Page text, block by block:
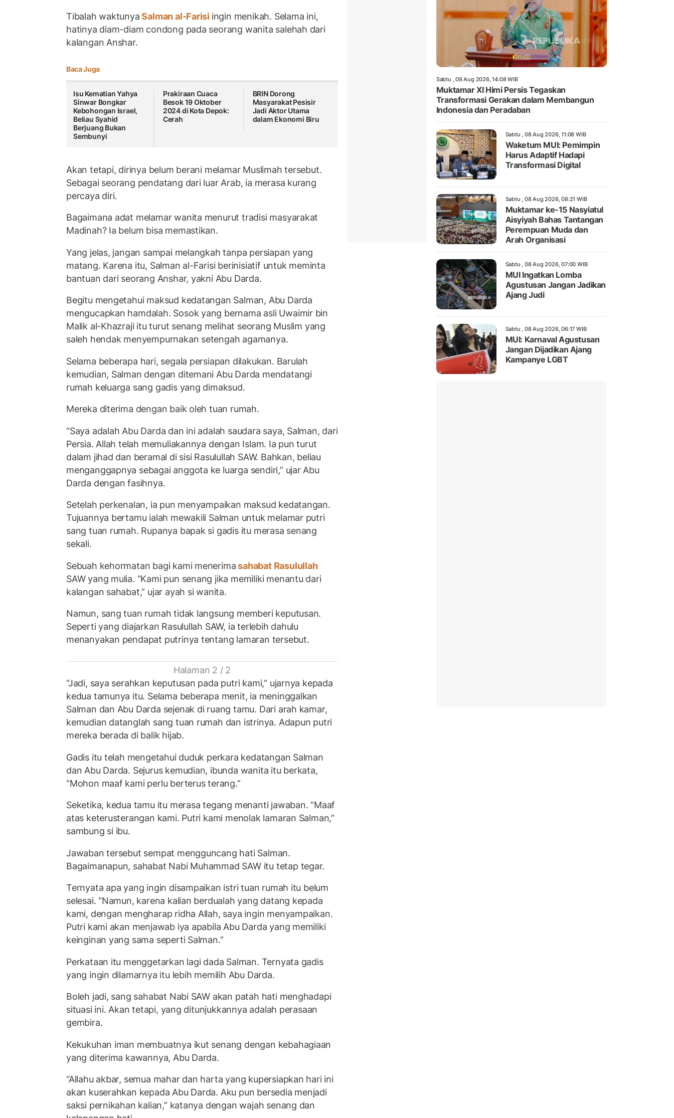
Tibalah waktunyaSalman al-Farisi ingin menikah. Selama ini,
hatinya diam-diam condong pada seorang wanita salehah dari
kalangan Anshar.
Baca Juga
Isu Kematian Yahya
Sinwar Bongkar
Kebohongan Israel,
Beliau Syahid
Berjuang Bukan
Sembunyi
Prakiraan Cuaca
Besok 19 Oktober
2024 di Kota Depok:
Cerah
BRIN Dorong
Masyarakat Pesisir
Jadi Aktor Utama
dalam Ekonomi Biru
Akan tetapi, dirinya belum berani melamar Muslimah tersebut.
Sebagai seorang pendatang dari luar Arab, ia merasa kurang
percaya diri.
Bagaimana adat melamar wanita menurut tradisi masyarakat
Madinah? Ia belum bisa memastikan.
Yang jelas, jangan sampai melangkah tanpa persiapan yang
matang. Karena itu, Salman al-Farisi berinisiatif untuk meminta
bantuan dari seorang Anshar, yakni Abu Darda.
Begitu mengetahui maksud kedatangan Salman, Abu Darda
mengucapkan hamdalah. Sosok yang bernama asli Uwaimir bin
Malik al-Khazraji itu turut senang melihat seorang Muslim yang
saleh hendak menyempurnakan setengah agamanya.
Selama beberapa hari, segala persiapan dilakukan. Barulah
kemudian, Salman dengan ditemani Abu Darda mendatangi
rumah keluarga sang gadis yang dimaksud.
Mereka diterima dengan baik oleh tuan rumah.
“Saya adalah Abu Darda dan ini adalah saudara saya, Salman, dari
Persia. Allah telah memuliakannya dengan Islam. Ia pun turut
dalam jihad dan beramal di sisi Rasulullah SAW. Bahkan, beliau
menganggapnya sebagai anggota ke luarga sendiri,” ujar Abu
Darda dengan fasihnya.
Setelah perkenalan, ia pun menyampaikan maksud kedatangan.
Tujuannya bertamu ialah mewakili Salman untuk melamar putri
sang tuan rumah. Rupanya bapak si gadis itu merasa senang
sekali.
Sebuah kehormatan bagi kami menerimasahabat Rasulullah
SAW yang mulia. “Kami pun senang jika memiliki menantu dari
kalangan sahabat,” ujar ayah si wanita.
Namun, sang tuan rumah tidak langsung memberi keputusan.
Seperti yang diajarkan Rasulullah SAW, ia terlebih dahulu
menanyakan pendapat putrinya tentang lamaran tersebut.
Halaman 2 / 2
“Jadi, saya serahkan keputusan pada putri kami,” ujarnya kepada
kedua tamunya itu. Selama beberapa menit, ia meninggalkan
Salman dan Abu Darda sejenak di ruang tamu. Dari arah kamar,
kemudian datanglah sang tuan rumah dan istrinya. Adapun putri
mereka berada di balik hijab.
Gadis itu telah mengetahui duduk perkara kedatangan Salman
dan Abu Darda. Sejurus kemudian, ibunda wanita itu berkata,
“Mohon maaf kami perlu berterus terang.”
Seketika, kedua tamu itu merasa tegang menanti jawaban. “Maaf
atas keterusterangan kami. Putri kami menolak lamaran Salman,”
sambung si ibu.
Jawaban tersebut sempat mengguncang hati Salman.
Bagaimanapun, sahabat Nabi Muhammad SAW itu tetap tegar.
Ternyata apa yang ingin disampaikan istri tuan rumah itu belum
selesai. “Namun, karena kalian berdualah yang datang kepada
kami, dengan mengharap ridha Allah, saya ingin menyampaikan.
Putri kami akan menjawab iya apabila Abu Darda yang memiliki
keinginan yang sama seperti Salman.”
Perkataan itu menggetarkan lagi dada Salman. Ternyata gadis
yang ingin dilamarnya itu lebih memilih Abu Darda.
Boleh jadi, sang sahabat Nabi SAW akan patah hati menghadapi
situasi ini. Akan tetapi, yang ditunjukkannya adalah perasaan
gembira.
Kekukuhan iman membuatnya ikut senang dengan kebahagiaan
yang diterima kawannya, Abu Darda.
“Allahu akbar, semua mahar dan harta yang kupersiapkan hari ini
akan kuserahkan kepada Abu Darda. Aku pun bersedia menjadi
saksi pernikahan kalian,” katanya dengan wajah senang dan
Sabtu , 08 Aug 2026, 14:08 WIB
Muktamar XI Himi Persis Tegaskan
Transformasi Gerakan dalam Membangun
Indonesia dan Peradaban
Sabtu , 08 Aug 2026, 11:08 WIB
Waketum MUI: Pemimpin
Harus Adaptif Hadapi
Transformasi Digital
Sabtu , 08 Aug 2026, 08:21 WIB
Muktamar ke-15 Nasyiatul
Aisyiyah Bahas Tantangan
Perempuan Muda dan
Arah Organisasi
Sabtu , 08 Aug 2026, 07:00 WIB
MUI Ingatkan Lomba
Agustusan Jangan Jadikan
Ajang Judi
Sabtu , 08 Aug 2026, 06:17 WIB
MUI: Karnaval Agustusan
Jangan Dijadikan Ajang
Kampanye LGBT